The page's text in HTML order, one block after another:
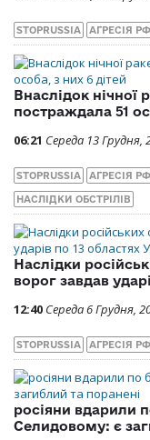
STOPRUSSIA АГРЕСІЯ РФ
Внаслідок нічної
постраждала 51
06:21 Середа 13 Грудня,
STOPRUSSIA АГРЕСІЯ РФ
НАСЛІДКИ ОБСТРІЛІВ
Наслідки
ворог завдав
12:40 Середа 6 Грудня,
STOPRUSSIA АГРЕСІЯ РФ
росіяни вдарили
Селидовому: є